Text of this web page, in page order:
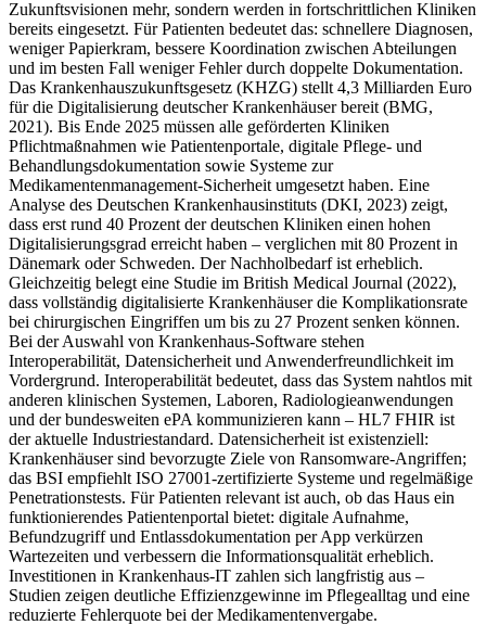
Zukunftsvisionen mehr, sondern werden in fortschrittlichen Kliniken
bereits eingesetzt. Für Patienten bedeutet das: schnellere Diagnosen,
weniger Papierkram, bessere Koordination zwischen Abteilungen
und im besten Fall weniger Fehler durch doppelte Dokumentation.
Das Krankenhauszukunftsgesetz (KHZG) stellt 4,3 Milliarden Euro
für die Digitalisierung deutscher Krankenhäuser bereit (BMG,
2021). Bis Ende 2025 müssen alle geförderten Kliniken
Pflichtmaßnahmen wie Patientenportale, digitale Pflege- und
Behandlungsdokumentation sowie Systeme zur
Medikamentenmanagement-Sicherheit umgesetzt haben. Eine
Analyse des Deutschen Krankenhausinstituts (DKI, 2023) zeigt,
dass erst rund 40 Prozent der deutschen Kliniken einen hohen
Digitalisierungsgrad erreicht haben – verglichen mit 80 Prozent in
Dänemark oder Schweden. Der Nachholbedarf ist erheblich.
Gleichzeitig belegt eine Studie im British Medical Journal (2022),
dass vollständig digitalisierte Krankenhäuser die Komplikationsrate
bei chirurgischen Eingriffen um bis zu 27 Prozent senken können.
Bei der Auswahl von Krankenhaus-Software stehen
Interoperabilität, Datensicherheit und Anwenderfreundlichkeit im
Vordergrund. Interoperabilität bedeutet, dass das System nahtlos mit
anderen klinischen Systemen, Laboren, Radiologieanwendungen
und der bundesweiten ePA kommunizieren kann – HL7 FHIR ist
der aktuelle Industriestandard. Datensicherheit ist existenziell:
Krankenhäuser sind bevorzugte Ziele von Ransomware-Angriffen;
das BSI empfiehlt ISO 27001-zertifizierte Systeme und regelmäßige
Penetrationstests. Für Patienten relevant ist auch, ob das Haus ein
funktionierendes Patientenportal bietet: digitale Aufnahme,
Befundzugriff und Entlassdokumentation per App verkürzen
Wartezeiten und verbessern die Informationsqualität erheblich.
Investitionen in Krankenhaus-IT zahlen sich langfristig aus –
Studien zeigen deutliche Effizienzgewinne im Pflegealltag und eine
reduzierte Fehlerquote bei der Medikamentenvergabe.